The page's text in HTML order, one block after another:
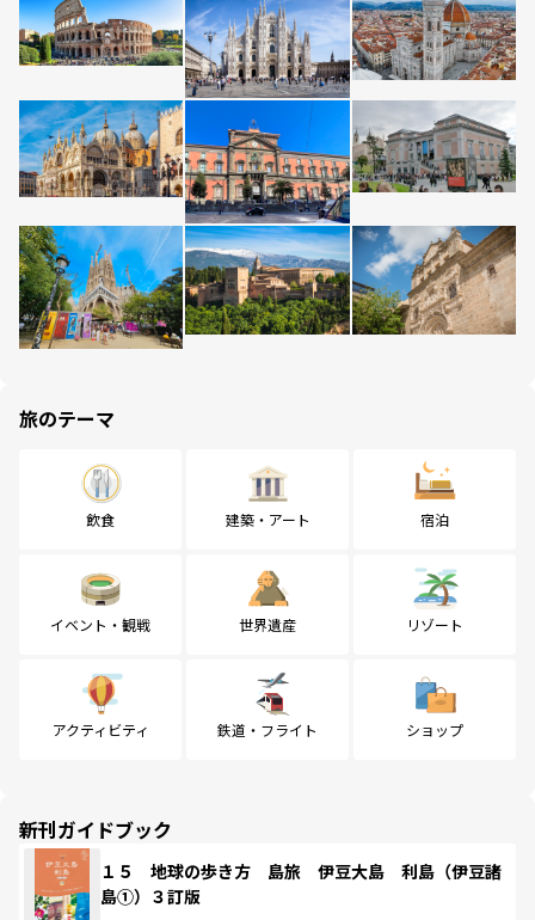
旅のテーマ
飲食 建築・アート 宿泊
イベント・観戦 世界遺産 リゾート
アクティビティ 鉄道・フライト ショップ
新刊ガイドブック
１５ 地球の歩き方 島旅 伊豆大島 利島（伊豆諸
島①）３訂版